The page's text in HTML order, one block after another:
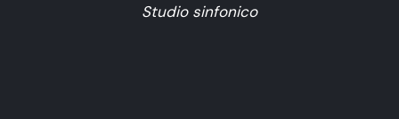
Studio sinfonico